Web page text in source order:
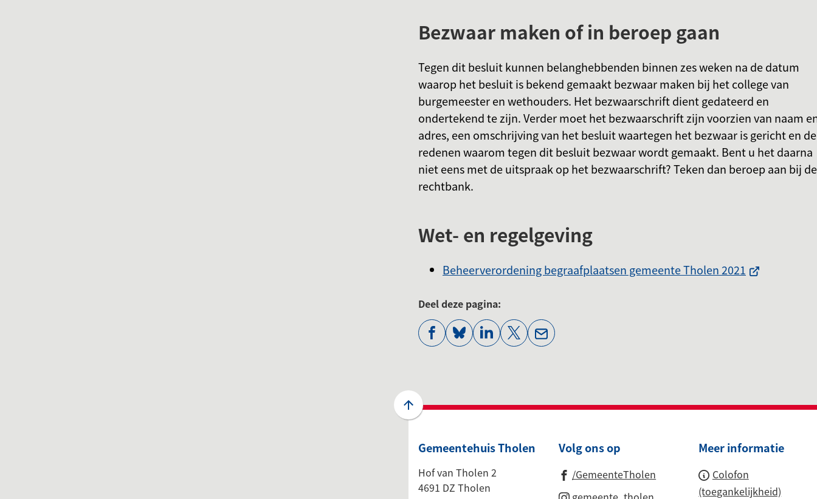
Bezwaar maken of in beroep gaan
Tegen dit besluit kunnen belanghebbenden binnen zes weken na de datum
waarop het besluit is bekend gemaakt bezwaar maken bij het college van
burgemeester en wethouders. Het bezwaarschrift dient gedateerd en
ondertekend te zijn. Verder moet het bezwaarschrift zijn voorzien van naam
adres, een omschrijving van het besluit waartegen het bezwaar is gericht en de
redenen waarom tegen dit besluit bezwaar wordt gemaakt. Bent u het daarna
niet eens met de uitspraak op het bezwaarschrift? Teken dan beroep aan bij de
rechtbank.
Wet- en regelgeving
Beheerverordening begraafplaatsen gemeente Tholen 2021 (Verwijst
Deel deze pagina:
(Verwijst
website)
(Verwijst
website)
(Verwijst
website)
(Verwijst
website)
(Verwijst
mailadres)
Scroll
boven
naar
het
begin
Gemeentehuis Tholen
Hof van Tholen 2
4691 DZ Tholen
Volg ons op
/GemeenteTholen (Verwijst
Meer informatie
Colofon
(toegankelijkheid)